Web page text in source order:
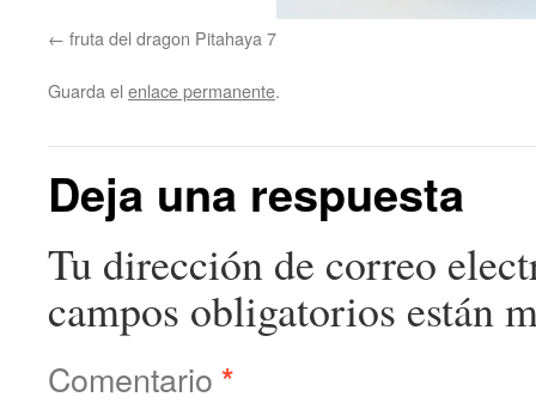
fruta del dragon Pitahaya 7
Guarda el enlace permanente.
Deja una respuesta
Tu dirección de correo
campos obligatorios están
Comentario *